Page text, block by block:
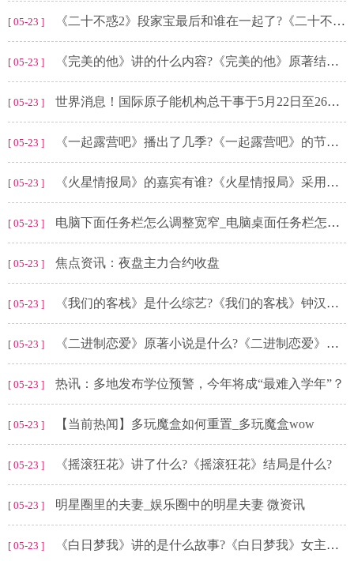
[ 05-23 ] 《二十不惑2》段家宝最后和谁在一起了?《二十不惑2》罗艳和谁在一起了?
[ 05-23 ] 《完美的他》讲的什么内容?《完美的他》原著结局是什么?
[ 05-23 ] 世界消息！国际原子能机构总干事于5月22日至26日来华访问
[ 05-23 ] 《一起露营吧》播出了几季?《一起露营吧》的节目特色是什么?
[ 05-23 ] 《火星情报局》的嘉宾有谁?《火星情报局》采用了什么节目形式?
[ 05-23 ] 电脑下面任务栏怎么调整宽窄_电脑桌面任务栏怎么调整大小
[ 05-23 ] 焦点资讯：夜盘主力合约收盘
[ 05-23 ] 《我们的客栈》是什么综艺?《我们的客栈》钟汉良是哪一期?
[ 05-23 ] 《二进制恋爱》原著小说是什么?《二进制恋爱》第几集男女主在一起?
[ 05-23 ] 热讯：多地发布学位预警，今年将成“最难入学年”？
[ 05-23 ] 【当前热闻】多玩魔盒如何重置_多玩魔盒wow
[ 05-23 ] 《摇滚狂花》讲了什么?《摇滚狂花》结局是什么?
[ 05-23 ] 明星圈里的夫妻_娱乐圈中的明星夫妻 微资讯
[ 05-23 ] 《白日梦我》讲的是什么故事?《白日梦我》女主是谁饰演的?